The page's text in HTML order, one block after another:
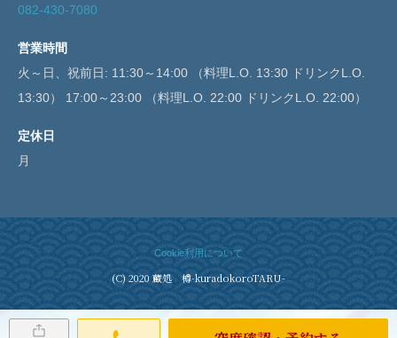
082-430-7080
営業時間
火～日、祝前日: 11:30～14:00 （料理L.O. 13:30 ドリンクL.O.
13:30） 17:00～23:00 （料理L.O. 22:00 ドリンクL.O. 22:00）
定休日
月
Cookie利用について
(C) 2020 蔵処 樽-kuradokoroTARU-